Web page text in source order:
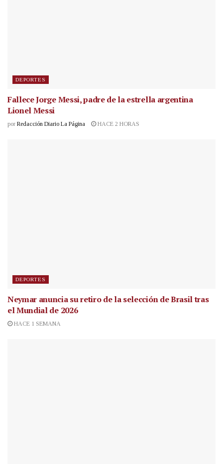
DEPORTES
Fallece Jorge Messi, padre de la estrella argentina
Lionel Messi
por Redacción Diario La Página HACE 2 HORAS
DEPORTES
Neymar anuncia su retiro de la selección de Brasil tras
el Mundial de 2026
HACE 1 SEMANA